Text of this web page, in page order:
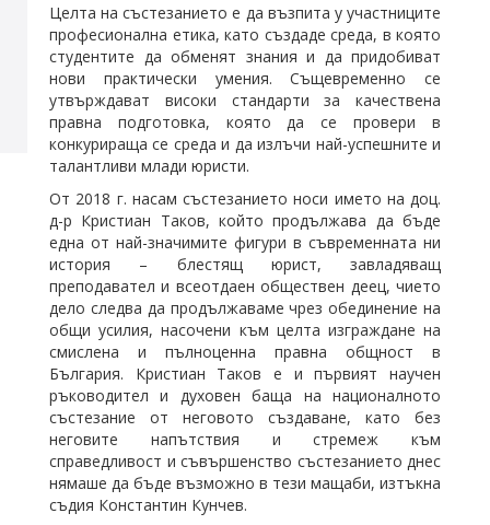
Целта на състезанието е да възпита у участниците
професионална етика, като създаде среда, в която
студентите да обменят знания и да придобиват
нови практически умения. Същевременно се
утвърждават високи стандарти за качествена
правна подготовка, която да се провери в
конкурираща се среда и да излъчи най-успешните и
талантливи млади юристи.
От 2018 г. насам състезанието носи името на доц.
д-р Кристиан Таков, който продължава да бъде
една от най-значимите фигури в съвременната ни
история – блестящ юрист, завладяващ
преподавател и всеотдаен обществен деец, чието
дело следва да продължаваме чрез обединение на
общи усилия, насочени към целта изграждане на
смислена и пълноценна правна общност в
България. Кристиан Таков е и първият научен
ръководител и духовен баща на националното
състезание от неговото създаване, като без
неговите напътствия и стремеж към
справедливост и съвършенство състезанието днес
нямаше да бъде възможно в тези мащаби, изтъкна
съдия Константин Кунчев.